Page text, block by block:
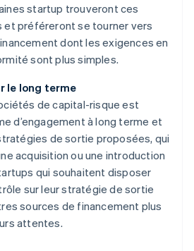
startup trouveront ces
et préféreront se tourner vers
dont les exigences en
sont plus simples.
le long terme
de capital-risque est
d’engagement à long terme et
de sortie proposées, qui
acquisition ou une introduction
qui souhaitent disposer
sur leur stratégie de sortie
sources de financement plus
attentes.